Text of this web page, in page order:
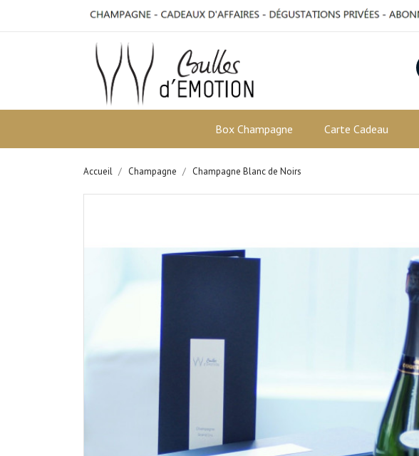
Box Champagne Carte Cadeau
Accueil Champagne Champagne Blanc de Noirs